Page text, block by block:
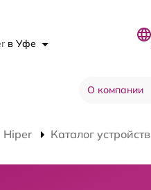
в Уфе
О компании
Hiper Каталог устройств